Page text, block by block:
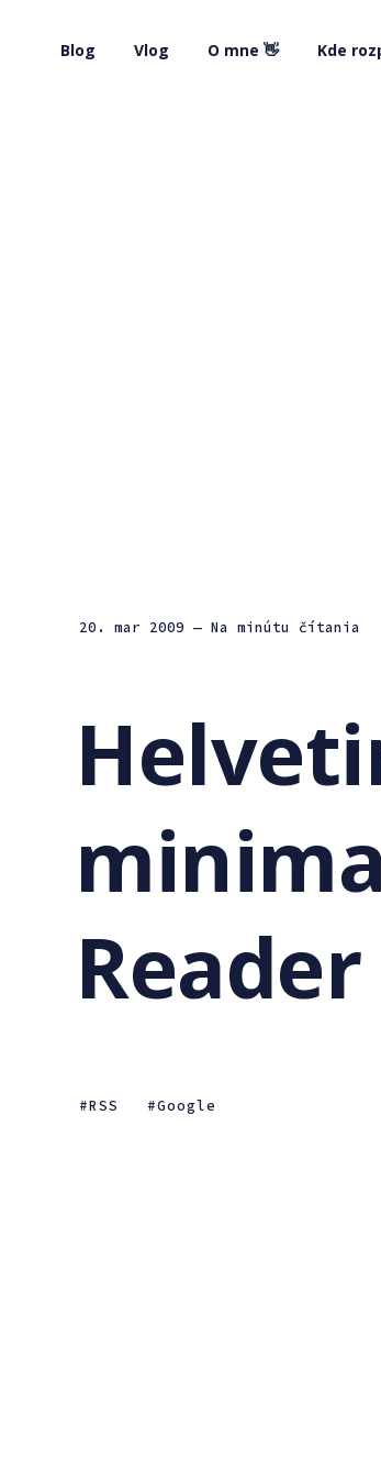
Blog Vlog O mne 👋 Kde
20. mar 2009 — Na minútu čítania
Reader
RSS Google